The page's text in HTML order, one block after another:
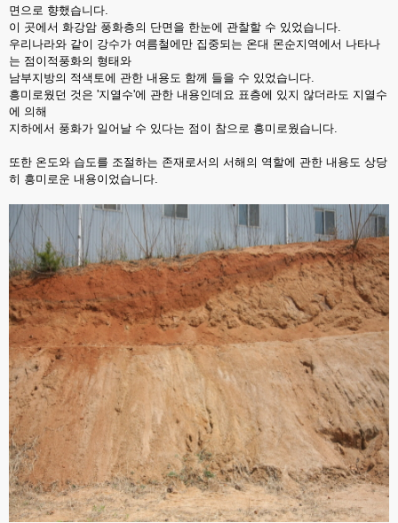
면으로 향했습니다.
이 곳에서 화강암 풍화층의 단면을 한눈에 관찰할 수 있었습니다.
우리나라와 같이 강수가 여름철에만 집중되는 온대 몬순지역에서 나타나
는 점이적풍화의 형태와
남부지방의 적색토에 관한 내용도 함께 들을 수 있었습니다.
흥미로웠던 것은 '지열수'에 관한 내용인데요 표층에 있지 않더라도 지열수
에 의해
지하에서 풍화가 일어날 수 있다는 점이 참으로 흥미로웠습니다.
또한 온도와 습도를 조절하는 존재로서의 서해의 역할에 관한 내용도 상당
히 흥미로운 내용이었습니다.